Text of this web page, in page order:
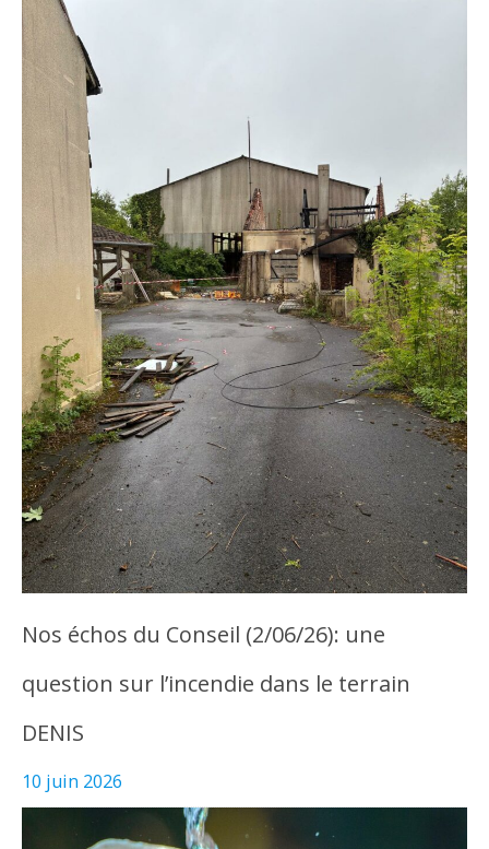
Nos échos du Conseil (2/06/26): une
question sur l’incendie dans le terrain
DENIS
10 juin 2026